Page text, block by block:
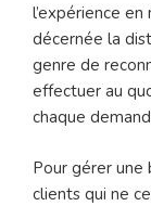
l’expérience
décernée la
genre de
effectuer au
chaque
Pour gérer
clients qui ne